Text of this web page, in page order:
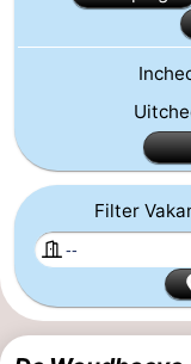
Schoorlse
Appartementen
-
De
Graaf
Landgoed
Bed
Filter